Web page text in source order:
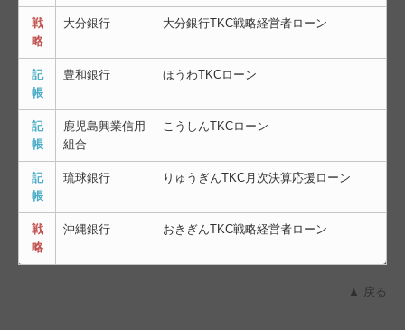
戦
略
大分銀行 大分銀行TKC戦略経営者ローン
記
帳
豊和銀行 ほうわTKCローン
記
帳
鹿児島興業信用
組合
こうしんTKCローン
記
帳
琉球銀行 りゅうぎんTKC月次決算応援ローン
戦
略
沖縄銀行 おきぎんTKC戦略経営者ローン
▲ 戻る